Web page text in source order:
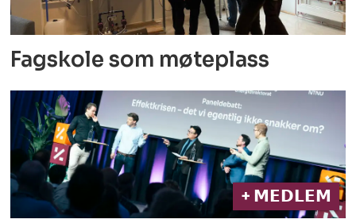
Fagskole som møteplass
+ 𝗠𝗘𝗗𝗟𝗘𝗠